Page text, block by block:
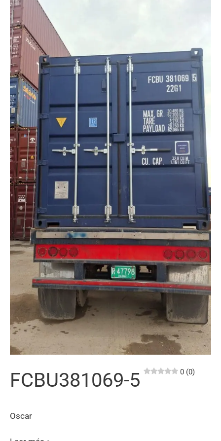
0 (0)
FCBU381069-5 0 (0)
Oscar